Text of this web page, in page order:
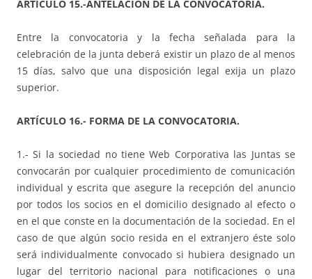
ARTÍCULO 15.-ANTELACIÓN DE LA CONVOCATORIA.
Entre la convocatoria y la fecha señalada para la
celebración de la junta deberá existir un plazo de al menos
15 días, salvo que una disposición legal exija un plazo
superior.
ARTÍCULO 16.- FORMA DE LA CONVOCATORIA.
1.- Si la sociedad no tiene Web Corporativa las Juntas se
convocarán por cualquier procedimiento de comunicación
individual y escrita que asegure la recepción del anuncio
por todos los socios en el domicilio designado al efecto o
en el que conste en la documentación de la sociedad. En el
caso de que algún socio resida en el extranjero éste solo
será individualmente convocado si hubiera designado un
lugar del territorio nacional para notificaciones o una